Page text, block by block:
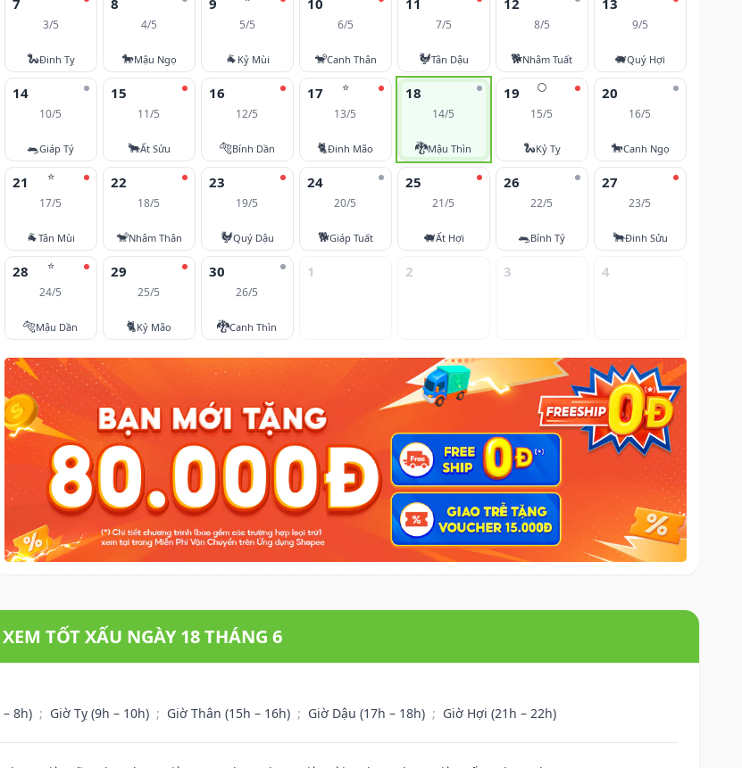
3/5
🐍Đinh Tỵ
4/5
🐎Mậu Ngọ
5/5
🐐 Kỷ Mùi
6/5
🐒Canh Thân
7/5
🐓Tân Dậu
8/5
🐕Nhâm Tuất
9/5
🐖Quý Hợi
14
10/5
🐀Giáp Tý
15
11/5
🐂Ất Sửu
16
12/5
🐅Bính Dần
⭐
17
13/5
🐈Đinh Mão
18
14/5
🐉Mậu Thìn
🌕
19
15/5
🐍Kỷ Tỵ
20
16/5
🐎Canh Ngọ
⭐
21
17/5
🐐Tân Mùi
22
18/5
🐒Nhâm Thân
23
19/5
🐓Quý Dậu
24
20/5
🐕Giáp Tuất
25
21/5
🐖Ất Hợi
26
22/5
🐀Bính Tý
27
23/5
🐂Đinh Sửu
⭐
28
24/5
🐅Mậu Dần
29
25/5
🐈Kỷ Mão
30
26/5
🐉Canh Thìn
1 2 3 4
XEM TỐT XẤU NGÀY 18 THÁNG 6
8h) ; Giờ Tỵ (9h – 10h) ; Giờ Thân (15h – 16h) ; Giờ Dậu (17h – 18h) ; Giờ Hợi (21h – 22h)